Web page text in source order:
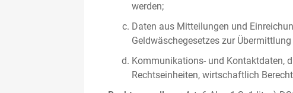
werden;
Daten aus Mitteilungen und
Geldwäschegesetzes zur
Kommunikations- und Kontaktdaten,
Rechtseinheiten, wirtschaftlich